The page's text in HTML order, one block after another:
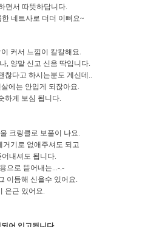
면서 따뜻하답니다.
네트사로 더더 이뻐요~
커서 느낌이 칼칼해요.
, 양말 신고 신음 딱입니다.
찮다고 하시는분도 계신데..
에는 안입게 되잖아요.
하게 보심 됩니다.
크링클로 보풀이 나요.
거기로 없애주셔도 되고
내셔도 됩니다.
으로 뜯어내는...-.-
이듬해 신을수 있어요.
은근 있어요.